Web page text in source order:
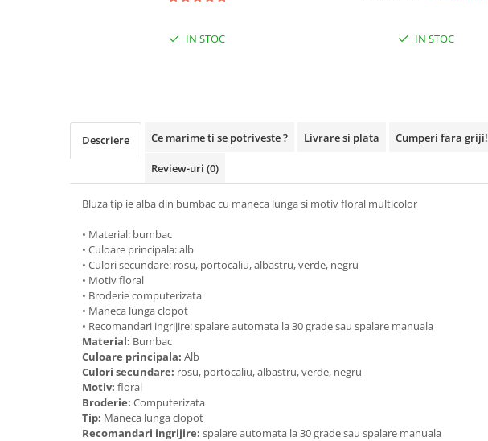
IN STOC IN STOC
Descriere Ce marime ti se potriveste ? Livrare si plata Cumperi fara griji!
Review-uri (0)
Bluza tip ie alba din bumbac cu maneca lunga si motiv floral multicolor
• Material: bumbac
• Culoare principala: alb
• Culori secundare: rosu, portocaliu, albastru, verde, negru
• Motiv floral
• Broderie computerizata
• Maneca lunga clopot
• Recomandari ingrijire: spalare automata la 30 grade sau spalare manuala
Material: Bumbac
Culoare principala: Alb
Culori secundare: rosu, portocaliu, albastru, verde, negru
Motiv: floral
Broderie: Computerizata
Tip: Maneca lunga clopot
Recomandari ingrijire: spalare automata la 30 grade sau spalare manuala